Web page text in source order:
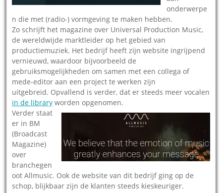
onderwerpe
n die met (radio-) vormgeving te maken hebben.
Zo schrijft het magazine over Universal Production Music,
de wereldwijde marktleider op het gebied van
productiemuziek. Het bedrijf heeft zijn website ingrijpend
vernieuwd, waardoor bijvoorbeeld de
gebruiksmogelijkheden om samen met een collega of
mede-editor aan een project te werken zijn
uitgebreid. Opvallend is verder, dat er steeds meer vocalen
in de library worden opgenomen.
Verder staat
er in BM
(Broadcast
Magazine)
over
branchegen
oot Allmusic. Ook de website van dit bedrijf ging op de
schop, blijkbaar zijn de klanten steeds kieskeuriger.